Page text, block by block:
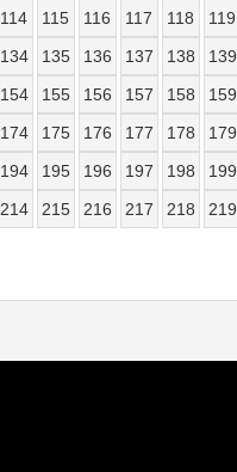
114 115 116 117 118
119
134 135 136 137 138
139
154 155 156 157 158
159
174 175 176 177 178
179
194 195 196 197 198
199
214 215 216 217 218 219